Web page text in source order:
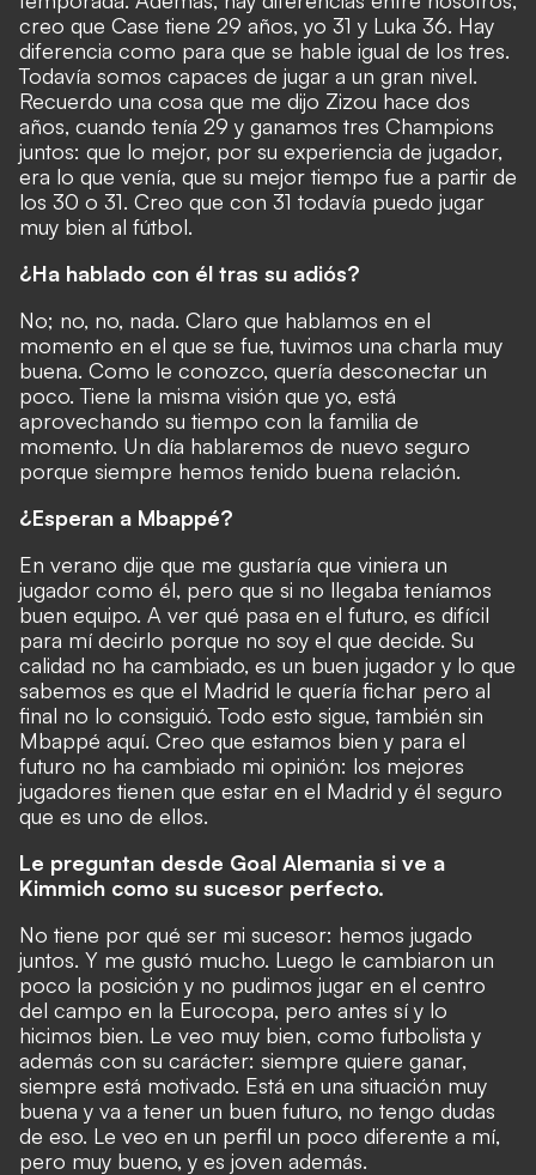
creo que Case tiene 29 años, yo 31 y Luka 36. Hay
diferencia como para que se hable igual de los tres.
Todavía somos capaces de jugar a un gran nivel.
Recuerdo una cosa que me dijo Zizou hace dos
años, cuando tenía 29 y ganamos tres Champions
juntos: que lo mejor, por su experiencia de jugador,
era lo que venía, que su mejor tiempo fue a partir de
los 30 o 31. Creo que con 31 todavía puedo jugar
muy bien al fútbol.
¿Ha hablado con él tras su adiós?
No; no, no, nada. Claro que hablamos en el
momento en el que se fue, tuvimos una charla muy
buena. Como le conozco, quería desconectar un
poco. Tiene la misma visión que yo, está
aprovechando su tiempo con la familia de
momento. Un día hablaremos de nuevo seguro
porque siempre hemos tenido buena relación.
¿Esperan a Mbappé?
En verano dije que me gustaría que viniera un
jugador como él, pero que si no llegaba teníamos
buen equipo. A ver qué pasa en el futuro, es difícil
para mí decirlo porque no soy el que decide. Su
calidad no ha cambiado, es un buen jugador y lo que
sabemos es que el Madrid le quería fichar pero al
final no lo consiguió. Todo esto sigue, también sin
Mbappé aquí. Creo que estamos bien y para el
futuro no ha cambiado mi opinión: los mejores
jugadores tienen que estar en el Madrid y él seguro
que es uno de ellos.
Le preguntan desde Goal Alemania si ve a
Kimmich como su sucesor perfecto.
No tiene por qué ser mi sucesor: hemos jugado
juntos. Y me gustó mucho. Luego le cambiaron un
poco la posición y no pudimos jugar en el centro
del campo en la Eurocopa, pero antes sí y lo
hicimos bien. Le veo muy bien, como futbolista y
además con su carácter: siempre quiere ganar,
siempre está motivado. Está en una situación muy
buena y va a tener un buen futuro, no tengo dudas
de eso. Le veo en un perfil un poco diferente a mí,
pero muy bueno, y es joven además.